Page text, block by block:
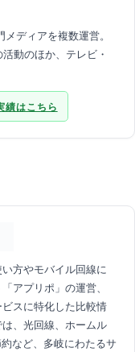
ディアを複数運営。
動のほか、テレビ・
績はこちら
方やモバイル回線に
アプリポ」の運営、
スに特化した比較情
、光回線、ホームル
など、多岐にわたるサ